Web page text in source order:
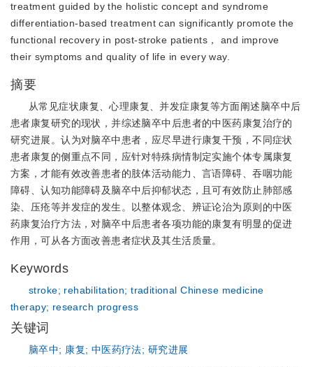
treatment guided by the holistic concept and syndrome
differentiation-based treatment can significantly promote the
functional recovery in post-stroke patients， and improve
their symptoms and quality of life in every way.
摘要
从常见症状康复、心理康复、并发症康复等方面阐述脑卒中后
患者康复研究的现状，并综述脑卒中后患者的中医药康复治疗的
研究进展。认为对脑卒中患者，应尽早进行康复干预，不同症状
患者康复的侧重点不同，应针对特殊病情制定实施个体专属康复
方案，才能有效改善患者的肢体活动能力、言语障碍、吞咽功能
障碍、认知功能障碍及脑卒中后抑郁状态，且可有效防止肺部感
染、压疮等并发症的发生。以整体观念、辨证论治为原则的中医
药康复治疗方法，对脑卒中后患者各项功能的康复有明显的促进
作用，可从各方面改善患者症状及其生活质量。
Keywords
stroke; rehabilitation;traditional Chinese medicine
therapy; research progress
关键词
脑卒中; 康复; 中医药疗法; 研究进展